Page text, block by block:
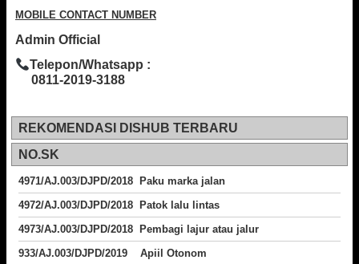
MOBILE CONTACT NUMBER
Admin Official
Telepon/Whatsapp :
0811-2019-3188
REKOMENDASI DISHUB TERBARU
NO.SK
4971/AJ.003/DJPD/2018 Paku marka jalan
4972/AJ.003/DJPD/2018 Patok lalu lintas
4973/AJ.003/DJPD/2018
Pembagi lajur atau jalur
933/AJ.003/DJPD/2019 Apiil Otonom